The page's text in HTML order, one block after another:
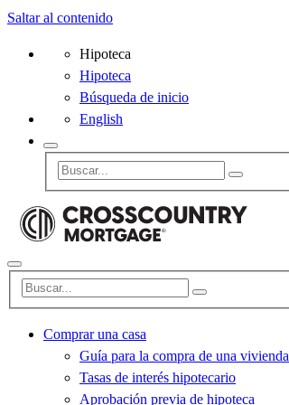
Saltar al contenido
Hipoteca
Hipoteca
Búsqueda de inicio
English
Comprar una casa
Guía para la compra de una vivienda
Tasas de interés hipotecario
Aprobación previa de hipoteca